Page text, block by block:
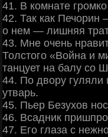
41. В комнате
42. Так как Печорин
о нем — лишняя
43. Мне очень
Толстого «Война и
танцует на балу со
44. По двору гуляли
утварь.
45. Пьер Безухов
46. Всадник
47. Его глаза с